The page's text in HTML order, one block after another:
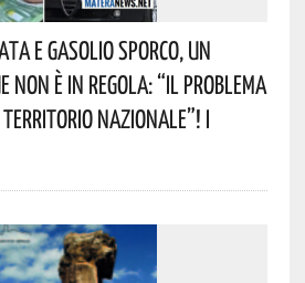
E Gasolio Sporco, Un
Non È In Regola: “il Problema
Territorio Nazionale”! I